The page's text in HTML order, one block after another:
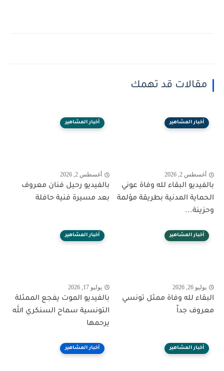
مقالات قد تهمك
أخبار المشاهير
أغسطس 2, 2026
بالفيديو البقاء لله وفاة عوني
الحماية المدنية بطريقة مؤلمة
وحزينة...
أخبار المشاهير
أغسطس 2, 2026
بالفيديو رحيل فنان معروف
بعد مسيرة فنية حافلة
أخبار المشاهير
يوليو 26, 2026
البقاء لله وفاة ممثل تونسي
معروف جداً
أخبار المشاهير
يوليو 17, 2026
بالفيديو الموت يفجع الممثلة
التونسية سماح السنكري الله
يرحمها
أخبار المشاهير أخبار المشاهير